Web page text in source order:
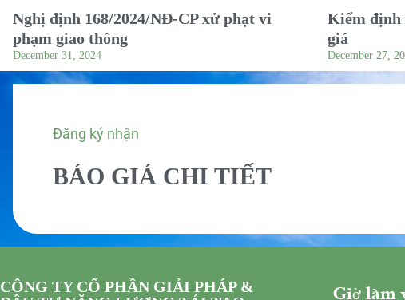
Nghị định 168/2024/NĐ-CP xử phạt vi
phạm giao thông
December 31, 2024
Kiểm định
giá
December 27,
Đăng ký nhận
BÁO GIÁ CHI TIẾT
CÔNG TY CỔ PHẦN GIẢI PHÁP &
Giờ làm